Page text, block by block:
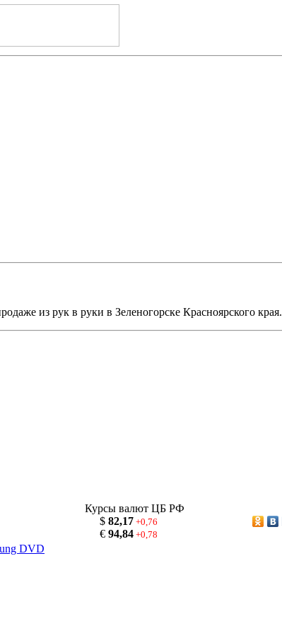
из рук в руки в Зеленогорске Красноярского края.
Курсы валют ЦБ РФ
$ 82,17+0,76
€ 94,84+0,78
DVD